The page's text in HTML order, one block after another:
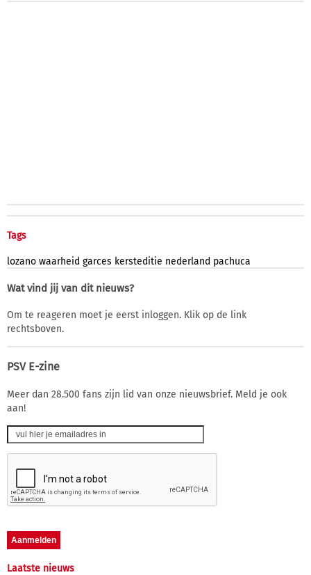
Tags
lozano waarheid garces kersteditie nederland pachuca
Wat vind jij van dit nieuws?
Om te reageren moet je eerst inloggen. Klik op de link
rechtsboven.
PSV E-zine
Meer dan 28.500 fans zijn lid van onze nieuwsbrief. Meld je ook
aan!
Laatste nieuws